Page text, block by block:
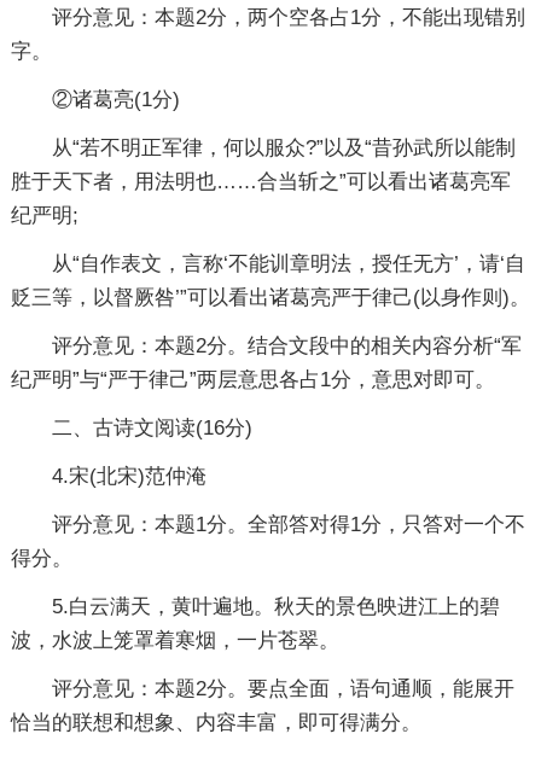
评分意见：本题2分，两个空各占1分，不能出现错别
字。
②诸葛亮(1分)
从“若不明正军律，何以服众?”以及“昔孙武所以能制
胜于天下者，用法明也……合当斩之”可以看出诸葛亮军
纪严明;
从“自作表文，言称‘不能训章明法，授任无方’，请‘自
贬三等，以督厥咎’”可以看出诸葛亮严于律己(以身作则)。
评分意见：本题2分。结合文段中的相关内容分析“军
纪严明”与“严于律己”两层意思各占1分，意思对即可。
二、古诗文阅读(16分)
4.宋(北宋)范仲淹
评分意见：本题1分。全部答对得1分，只答对一个不
得分。
5.白云满天，黄叶遍地。秋天的景色映进江上的碧
波，水波上笼罩着寒烟，一片苍翠。
评分意见：本题2分。要点全面，语句通顺，能展开
恰当的联想和想象、内容丰富，即可得满分。